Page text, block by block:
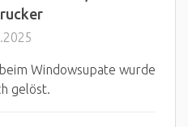
Windowsupate wurde
gelöst.